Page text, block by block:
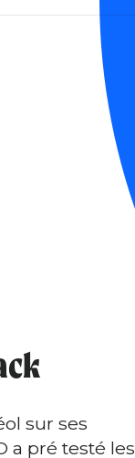
sur ses
a pré testé les